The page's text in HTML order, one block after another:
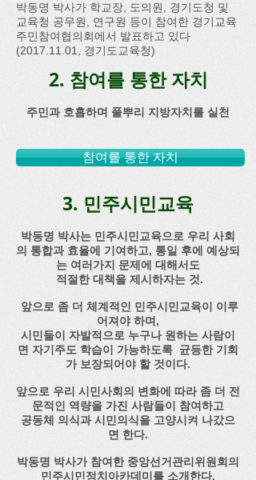
박동명 박사가 학교장, 도의원, 경기도청 및
교육청 공무원, 연구원 등이 참여한 경기교육
주민참여협의회에서 발표하고 있다
(2017.11.01, 경기도교육청)
2. 참여를 통한 자치
주민과 호흡하며 풀뿌리 지방자치를 실천​
참여를 통한 자치
3. 민주시민교육
박동명 박사는 민주시민교육으로 우리 사회
의 통합과 효율에 기여하고, 통일 후에 예상되
는 여러가지 문제에 대해서도
적절한 대책을 제시하자는 것.
앞으로 좀 더 체계적인 민주시민교육이 이루
어져야 하며,
시민들이 자발적으로 누구나 원하는 사람이
면 자기주도 학습이 가능하도록 균등한 기회
가 보장되어야 할 것이다.
앞으로 우리 시민사회의 변화에 따라 좀 더 전
문적인 역량을 가진 사람들이 참여하고
공동체 의식과 시민의식을 고양시켜 나갔으
면 한다.
​박동명 박사가 참여한 중앙선거관리위원회의
민주시민정치아카데미를 소개한다.